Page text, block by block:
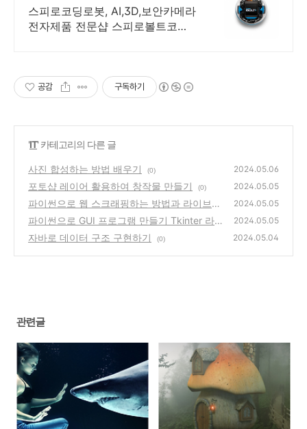
딩교육을 쉽고 재밌게
스피로코딩로봇, AI,3D,보안카메라
전자제품 전문샵 스피로볼트코딩
공감 구독하기
'IT' 카테고리의 다른 글
사진 합성하는 방법 배우기 (0) 2024.05.06
포토샵 레이어 활용하여 창작물 만들기 (0) 2024.05.05
파이썬으로 웹 스크래핑하는 방법과 라이브러
리 소개
(0)
2024.05.05
파이썬으로 GUI 프로그램 만들기 Tkinter 라이
브러리 활용법
(0)
2024.05.05
자바로 데이터 구조 구현하기 (0) 2024.05.04
관련글